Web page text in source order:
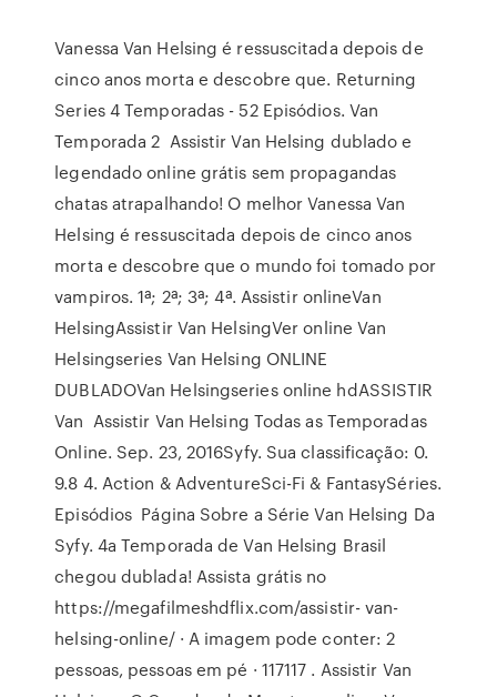
Vanessa Van Helsing é ressuscitada depois de
cinco anos morta e descobre que. Returning
Series 4 Temporadas - 52 Episódios. Van
Temporada 2 Assistir Van Helsing dublado e
legendado online grátis sem propagandas
chatas atrapalhando! O melhor Vanessa Van
Helsing é ressuscitada depois de cinco anos
morta e descobre que o mundo foi tomado por
vampiros. 1ª; 2ª; 3ª; 4ª. Assistir onlineVan
HelsingAssistir Van HelsingVer online Van
Helsingseries Van Helsing ONLINE
DUBLADOVan Helsingseries online hdASSISTIR
Van Assistir Van Helsing Todas as Temporadas
Online. Sep. 23, 2016Syfy. Sua classificação: 0.
9.8 4. Action & AdventureSci-Fi & FantasySéries.
Episódios Página Sobre a Série Van Helsing Da
Syfy. 4a Temporada de Van Helsing Brasil
chegou dublada! Assista grátis no
https://megafilmeshdflix.com/assistir- van-
helsing-online/ · A imagem pode conter: 2
pessoas, pessoas em pé · 117117 . Assistir Van